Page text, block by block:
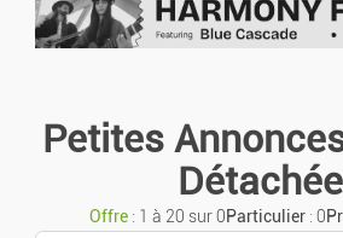
Caravanes/Camping-cars
Annonces avec photo
Petites
Offre : 1 à 20 sur 0Particulier : 0